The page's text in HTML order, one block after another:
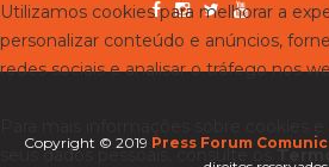
Copyright © 2019 Press Forum
Utilizamos cookies para melhorar a
personalizar conteúdo e anúncios,
redes sociais e analisar o tráfego nos
seus dados pessoais, consulte os